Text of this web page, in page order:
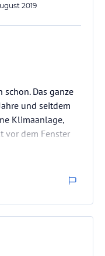
2019
schon. Das ganze
und seitdem
Klimaanlage,
vor dem Fenster
lasch,
Nie wieder.